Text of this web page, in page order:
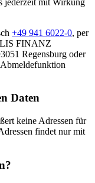
+49 941 6022-0, per
FINANZ
Regensburg oder
Daten
keine Adressen für
findet nur mit